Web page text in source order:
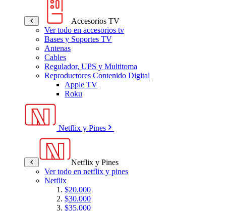
Accesorios TV
Ver todo en accesorios tv
Bases y Soportes TV
Antenas
Cables
Regulador, UPS y Multitoma
Reproductores Contenido Digital
Apple TV
Roku
Netflix y Pines
Netflix y Pines
Ver todo en netflix y pines
Netflix
$20.000
$30.000
$35.000